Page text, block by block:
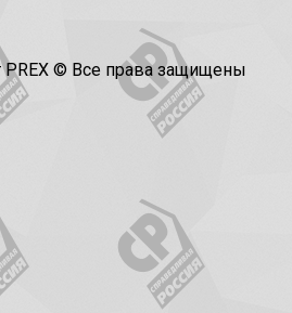
PREX © Все права защищены